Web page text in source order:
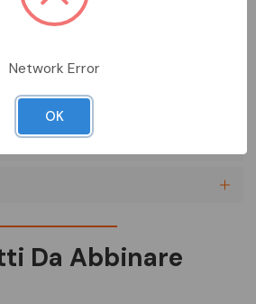
tipo A e 1 uscita USB tipo C
contemporaneamente 2 dispositivi
16 A standard italiano tipo S17, bianco
Da Abbinare
Network Error
OK